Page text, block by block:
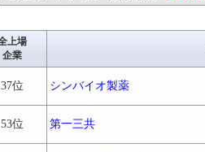
上場
企業
37位 シンバイオ製薬
53位 第一三共